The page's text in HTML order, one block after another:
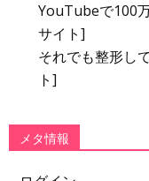
YouTubeで100
サイト]
それでも整形し
ト]
メタ情報